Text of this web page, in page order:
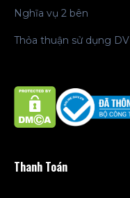
Nghĩa vụ 2 bên
Thỏa thuận sử dụng DV
Thanh Toán